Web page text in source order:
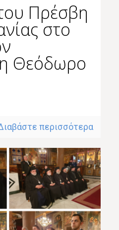
Πρέσβη
στο
Θεόδωρο
περισσότερα